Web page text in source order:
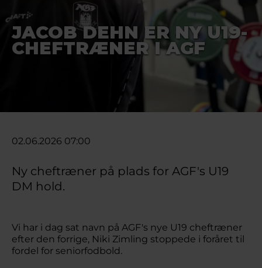
JACOB DEHN ER NY U19-
CHEFTRÆNER I AGF
02.06.2026 07:00
Ny cheftræner på plads for AGF's U19
DM hold.
Vi har i dag sat navn på AGF's nye U19 cheftræner
efter den forrige, Niki Zimling stoppede i foråret til
fordel for seniorfodbold.